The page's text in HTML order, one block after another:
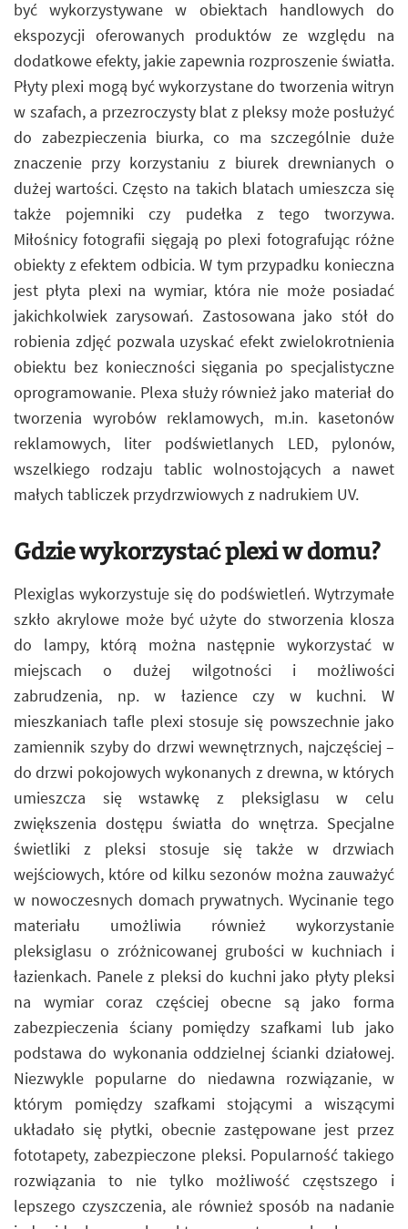
być wykorzystywane w obiektach handlowych do
ekspozycji oferowanych produktów ze względu na
dodatkowe efekty, jakie zapewnia rozproszenie światła.
Płyty plexi mogą być wykorzystane do tworzenia witryn
w szafach, a przezroczysty blat z pleksy może posłużyć
do zabezpieczenia biurka, co ma szczególnie duże
znaczenie przy korzystaniu z biurek drewnianych o
dużej wartości. Często na takich blatach umieszcza się
także pojemniki czy pudełka z tego tworzywa.
Miłośnicy fotografii sięgają po plexi fotografując różne
obiekty z efektem odbicia. W tym przypadku konieczna
jest płyta plexi na wymiar, która nie może posiadać
jakichkolwiek zarysowań. Zastosowana jako stół do
robienia zdjęć pozwala uzyskać efekt zwielokrotnienia
obiektu bez konieczności sięgania po specjalistyczne
oprogramowanie. Plexa służy również jako materiał do
tworzenia wyrobów reklamowych, m.in. kasetonów
reklamowych, liter podświetlanych LED, pylonów,
wszelkiego rodzaju tablic wolnostojących a nawet
małych tabliczek przydrzwiowych z nadrukiem UV.
Gdzie wykorzystać plexi w domu?
Plexiglas wykorzystuje się do podświetleń. Wytrzymałe
szkło akrylowe może być użyte do stworzenia klosza
do lampy, którą można następnie wykorzystać w
miejscach o dużej wilgotności i możliwości
zabrudzenia, np. w łazience czy w kuchni. W
mieszkaniach tafle plexi stosuje się powszechnie jako
zamiennik szyby do drzwi wewnętrznych, najczęściej –
do drzwi pokojowych wykonanych z drewna, w których
umieszcza się wstawkę z pleksiglasu w celu
zwiększenia dostępu światła do wnętrza. Specjalne
świetliki z pleksi stosuje się także w drzwiach
wejściowych, które od kilku sezonów można zauważyć
w nowoczesnych domach prywatnych. Wycinanie tego
materiału umożliwia również wykorzystanie
pleksiglasu o zróżnicowanej grubości w kuchniach i
łazienkach. Panele z pleksi do kuchni jako płyty pleksi
na wymiar coraz częściej obecne są jako forma
zabezpieczenia ściany pomiędzy szafkami lub jako
podstawa do wykonania oddzielnej ścianki działowej.
Niezwykle popularne do niedawna rozwiązanie, w
którym pomiędzy szafkami stojącymi a wiszącymi
układało się płytki, obecnie zastępowane jest przez
fototapety, zabezpieczone pleksi. Popularność takiego
rozwiązania to nie tylko możliwość częstszego i
lepszego czyszczenia, ale również sposób na nadanie